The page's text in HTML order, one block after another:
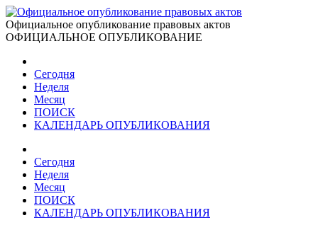
Официальное опубликование правовых актов
ОФИЦИАЛЬНОЕ ОПУБЛИКОВАНИЕ
Сегодня
Неделя
Месяц
ПОИСК
КАЛЕНДАРЬ ОПУБЛИКОВАНИЯ
Сегодня
Неделя
Месяц
ПОИСК
КАЛЕНДАРЬ ОПУБЛИКОВАНИЯ